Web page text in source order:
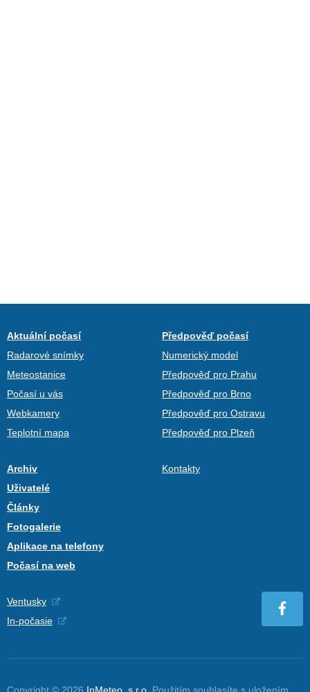
Aktuální počasí
Radarové snímky
Meteostanice
Počasí u vás
Webkamery
Teplotní mapa
Předpověď počasí
Numerický model
Předpověď pro Prahu
Předpověď pro Brno
Předpověď pro Ostravu
Předpověď pro Plzeň
Archiv
Uživatelé
Články
Fotogalerie
Aplikace na telefony
Počasí na web
Kontakty
Ventusky
In-počasie
Copyright © 2026 InMeteo, s.r.o. Použitím souhlasíte s uložením